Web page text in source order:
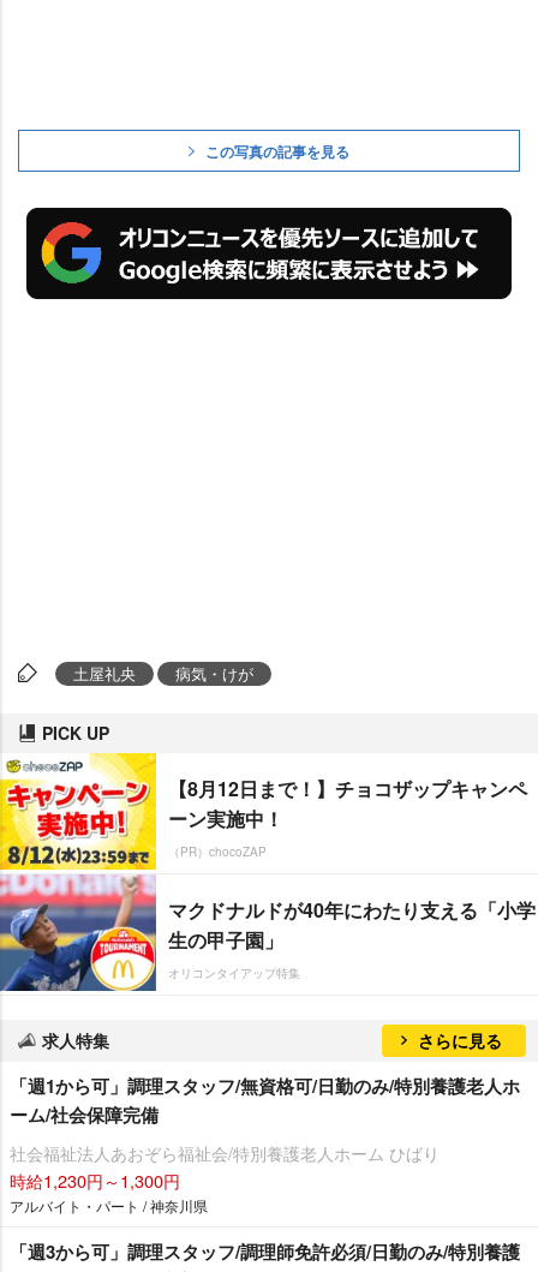
この写真の記事を見る
土屋礼央 病気・けが
PICK UP
【8月12日まで！】チョコザップキャンペ
ーン実施中！
（PR）chocoZAP
マクドナルドが40年にわたり支える「小学
生の甲子園」
オリコンタイアップ特集
求人特集 さらに見る
「週1から可」調理スタッフ/無資格可/日勤のみ/特別養護老人ホ
ーム/社会保障完備
社会福祉法人あおぞら福祉会/特別養護老人ホーム ひばり
時給1,230円～1,300円
アルバイト・パート / 神奈川県
「週3から可」調理スタッフ/調理師免許必須/日勤のみ/特別養護